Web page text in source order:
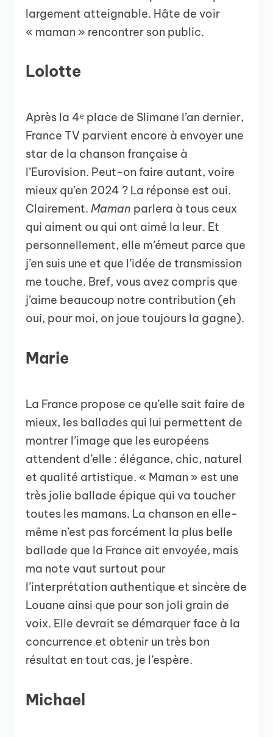
largement atteignable. Hâte de voir
« maman » rencontrer son public.
Lolotte
Après la 4ᵉ place de Slimane l’an dernier,
France TV parvient encore à envoyer une
star de la chanson française à
l’Eurovision. Peut-on faire autant, voire
mieux qu’en 2024 ? La réponse est oui.
Clairement.Maman parlera à tous ceux
qui aiment ou qui ont aimé la leur. Et
personnellement, elle m’émeut parce que
j’en suis une et que l’idée de transmission
me touche. Bref, vous avez compris que
j’aime beaucoup notre contribution (eh
oui, pour moi, on joue toujours la gagne).
Marie
La France propose ce qu’elle sait faire de
mieux, les ballades qui lui permettent de
montrer l’image que les européens
attendent d’elle : élégance, chic, naturel
et qualité artistique. « Maman » est une
très jolie ballade épique qui va toucher
toutes les mamans. La chanson en elle-
même n’est pas forcément la plus belle
ballade que la France ait envoyée, mais
ma note vaut surtout pour
l’interprétation authentique et sincère de
Louane ainsi que pour son joli grain de
voix. Elle devrait se démarquer face à la
concurrence et obtenir un très bon
résultat en tout cas, je l’espère.
Michael